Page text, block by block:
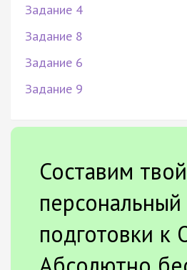
Задание 4
Задание 8
Задание 6
Задание 9
Составим твой
персональный
подготовки к